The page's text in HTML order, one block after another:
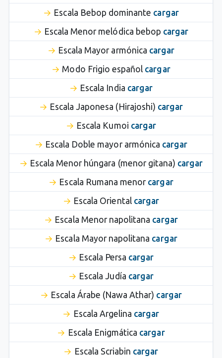
Escala Bebop dominante cargar
Escala Menor melódica bebop cargar
Escala Mayor armónica cargar
Modo Frigio español cargar
Escala India cargar
Escala Japonesa (Hirajoshi) cargar
Escala Kumoi cargar
Escala Doble mayor armónica cargar
Escala Menor húngara (menor gitana) cargar
Escala Rumana menor cargar
Escala Oriental cargar
Escala Menor napolitana cargar
Escala Mayor napolitana cargar
Escala Persa cargar
Escala Judía cargar
Escala Árabe (Nawa Athar) cargar
Escala Argelina cargar
Escala Enigmática cargar
Escala Scriabin cargar